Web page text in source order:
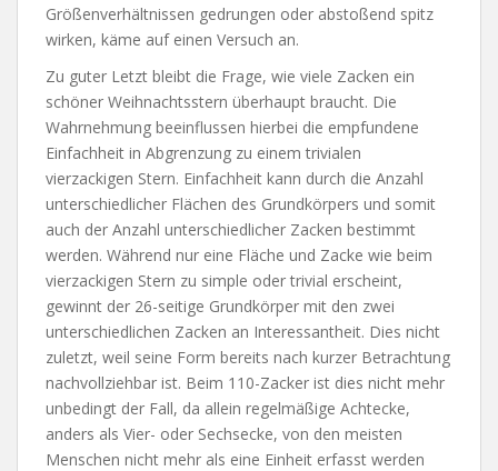
Größenverhältnissen gedrungen oder abstoßend spitz
wirken, käme auf einen Versuch an.
Zu guter Letzt bleibt die Frage, wie viele Zacken ein
schöner Weihnachtsstern überhaupt braucht. Die
Wahrnehmung beeinflussen hierbei die empfundene
Einfachheit in Abgrenzung zu einem trivialen
vierzackigen Stern. Einfachheit kann durch die Anzahl
unterschiedlicher Flächen des Grundkörpers und somit
auch der Anzahl unterschiedlicher Zacken bestimmt
werden. Während nur eine Fläche und Zacke wie beim
vierzackigen Stern zu simple oder trivial erscheint,
gewinnt der 26-seitige Grundkörper mit den zwei
unterschiedlichen Zacken an Interessantheit. Dies nicht
zuletzt, weil seine Form bereits nach kurzer Betrachtung
nachvollziehbar ist. Beim 110-Zacker ist dies nicht mehr
unbedingt der Fall, da allein regelmäßige Achtecke,
anders als Vier- oder Sechsecke, von den meisten
Menschen nicht mehr als eine Einheit erfasst werden